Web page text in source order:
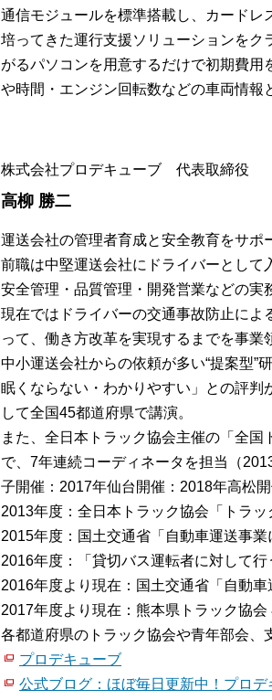
通信モジュールを標準搭載し、カードレ
培ってきた運行支援ソリューションを
がるパソコンを用意するだけで初期費
や時間・エンジン回転数などの車両情報
株式会社プロデキューブ 代表取締役
高柳 勝二
運送会社の管理者育成と安全教育をサポ
前職は中堅運送会社にドライバーとして
安全管理・品質管理・開発営業などの実
現在ではドライバーの交通事故防止によ
って、働き方改革を実現するまでを事業
中小運送会社からの依頼が多い“提案型”
眠くならない・わかりやすい」との評判
して全国45都道府県で講演。
また、全日本トラック協会主催の「全
で、7年連続コーディネータを担当（
子開催：2017年仙台開催：2018年高松
2013年度：全日本トラック協会「トラ
2015年度：国土交通省「自動車運送事
2016年度：「貸切バス運転者に対して
2016年度より現在：国土交通省「自動
2017年度より現在：熊本県トラック協
各都道府県のトラック協会や青年部会、
プロデキューブ
公式ブログ：ほぼ毎日更新中！プロデ